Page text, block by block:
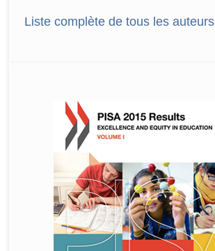
Liste complète de tous les auteurs